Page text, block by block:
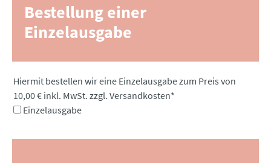
Bestellung einer
Einzelausgabe
Pflichtfeld
Hiermit bestellen wir eine Einzelausgabe zum Preis von
10,00 € inkl. MwSt. zzgl. Versandkosten*
Einzelausgabe